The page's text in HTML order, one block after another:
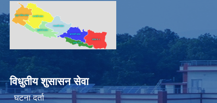
विधुतीय शुसासन सेवा
घटना दर्ता